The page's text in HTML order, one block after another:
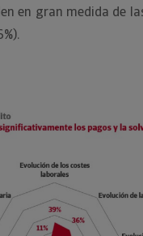
en gran medida de